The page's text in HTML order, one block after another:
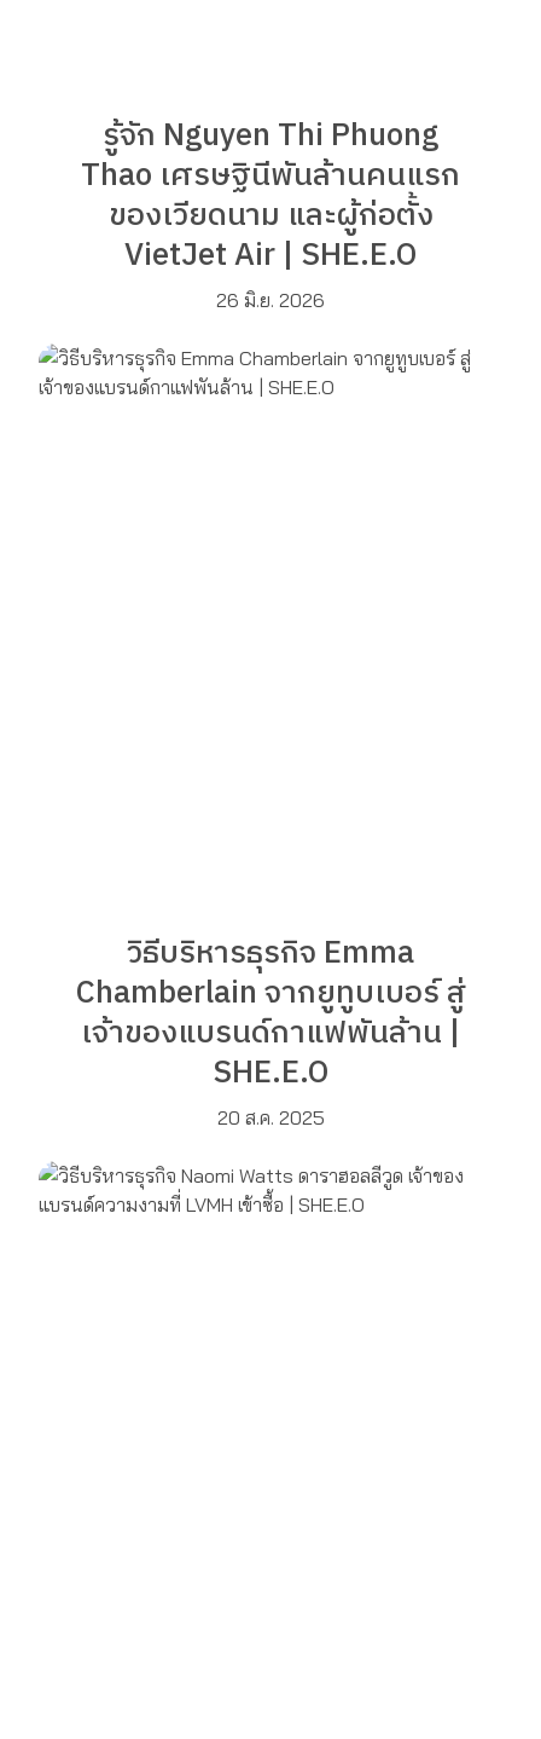
รู้จัก Nguyen Thi Phuong
Thao เศรษฐินีพันล้านคนแรก
ของเวียดนาม และผู้ก่อตั้ง
VietJet Air | SHE.E.O
26 มิ.ย. 2026
วิธีบริหารธุรกิจ Emma
Chamberlain จากยูทูบเบอร์ สู่
เจ้าของแบรนด์กาแฟพันล้าน |
SHE.E.O
20 ส.ค. 2025